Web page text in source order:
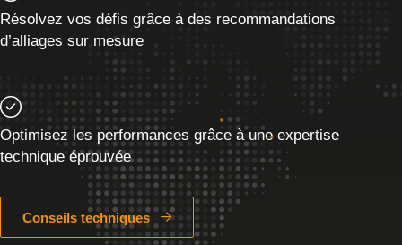
Résolvez vos défis grâce à des recommandations
d’alliages sur mesure
Optimisez les performances grâce à une expertise
technique éprouvée
Conseils techniques